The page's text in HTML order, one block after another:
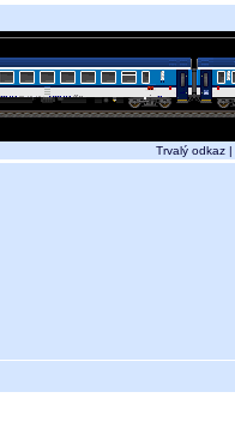
Trvalý odkaz |